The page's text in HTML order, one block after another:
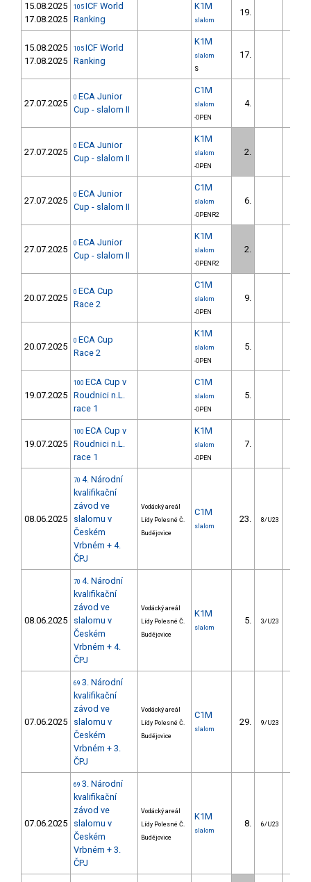
15.08.2025
17.08.2025
105 ICF World
Ranking
K1M
slalom
19.
15.08.2025
17.08.2025
105 ICF World
Ranking
K1M
slalom
S
17.
27.07.2025
0 ECA Junior
Cup - slalom II
C1M
slalom
-OPEN
4.
27.07.2025
0 ECA Junior
Cup - slalom II
K1M
slalom
-OPEN
2.
27.07.2025
0 ECA Junior
Cup - slalom II
C1M
slalom
-OPENR2
6.
27.07.2025
0 ECA Junior
Cup - slalom II
K1M
slalom
-OPENR2
2.
20.07.2025
0 ECA Cup
Race 2
C1M
slalom
-OPEN
9.
20.07.2025
0 ECA Cup
Race 2
K1M
slalom
-OPEN
5.
19.07.2025
100 ECA Cup v
Roudnici n.L.
race 1
C1M
slalom
-OPEN
5.
19.07.2025
100 ECA Cup v
Roudnici n.L.
race 1
K1M
slalom
-OPEN
7.
08.06.2025
70 4. Národní
kvalifikační
závod ve
slalomu v
Českém
Vrbném + 4.
ČPJ
Vodácký areál
Lídy Polesné Č.
Budějovice
C1M
slalom
23. 8/U23
08.06.2025
70 4. Národní
kvalifikační
závod ve
slalomu v
Českém
Vrbném + 4.
ČPJ
Vodácký areál
Lídy Polesné Č.
Budějovice
K1M
slalom
5. 3/U23
07.06.2025
69 3. Národní
kvalifikační
závod ve
slalomu v
Českém
Vrbném + 3.
ČPJ
Vodácký areál
Lídy Polesné Č.
Budějovice
C1M
slalom
29. 9/U23
07.06.2025
69 3. Národní
kvalifikační
závod ve
slalomu v
Českém
Vrbném + 3.
ČPJ
Vodácký areál
Lídy Polesné Č.
Budějovice
K1M
slalom
8. 6/U23